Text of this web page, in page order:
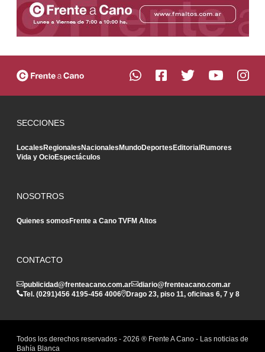
SECCIONES
LocalesRegionalesNacionalesMundoDeportesEditorialRumores
Vida y OcioEspectáculos
NOSOTROS
Quienes somosFrente a Cano TVFM Altos
CONTACTO
publicidad@frenteacano.com.ar
diario@frenteacano.com.ar
Tel. (0291)456 4195-456 4006 Drago 23, piso 11, oficinas 6, 7 y 8
Todos los derechos reservados - 2026 ® Frente A Cano - Las noticias de
Bahía Blanca